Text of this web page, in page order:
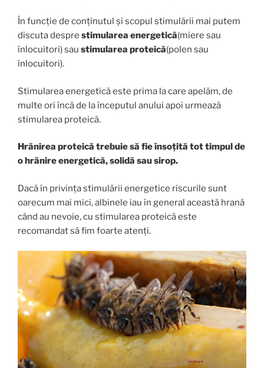
În funcție de conținutul și scopul stimulării mai putem
discuta despre stimularea energetică(miere sau
înlocuitori) sau stimularea proteică(polen sau
înlocuitori).
Stimularea energetică este prima la care apelăm, de
multe ori încă de la începutul anului apoi urmează
stimularea proteică.
Hrănirea proteică trebuie să fie însoțită tot timpul de
o hrănire energetică, solidă sau sirop.
Dacă în privința stimulării energetice riscurile sunt
oarecum mai mici, albinele iau în general această hrană
când au nevoie, cu stimularea proteică este
recomandat să fim foarte atenți.